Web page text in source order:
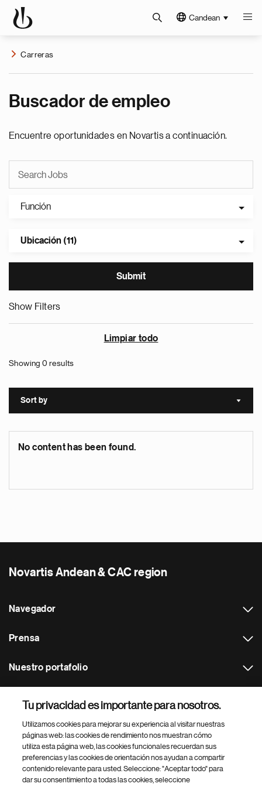
Candean
Carreras
Buscador de empleo
Encuentre oportunidades en Novartis a continuación.
Función
Ubicación (11)
Show Filters
Limpiar todo
Showing 0 results
Sort by Sort
No content has been found.
Novartis Andean & CAC region
Navegador
Prensa
Nuestro portafolio
Footer Site Search
Tu privacidad es importante para nosotros.
Utilizamos cookies para mejorar su experiencia al visitar nuestras
páginas web: las cookies de rendimiento nos muestran cómo
utiliza esta página web, las cookies funcionales recuerdan sus
preferencias y las cookies de orientación nos ayudan a compartir
contenido relevante para usted. Seleccione: "Aceptar todo" para
dar su consentimiento a todas las cookies, seleccione